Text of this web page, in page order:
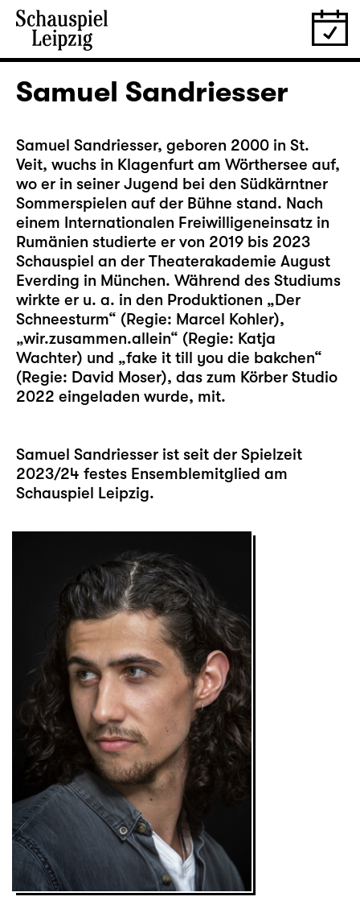
Samuel Sandriesser
Samuel Sandriesser, geboren 2000 in St.
Veit, wuchs in Klagenfurt am Wörthersee auf,
wo er in seiner Jugend bei den Südkärntner
Sommerspielen auf der Bühne stand. Nach
einem Internationalen Freiwilligeneinsatz in
Rumänien studierte er von 2019 bis 2023
Schauspiel an der Theaterakademie August
Everding in München. Während des Studiums
wirkte er u. a. in den Produktionen „Der
Schneesturm“ (Regie: Marcel Kohler),
„wir.zusammen.allein“ (Regie: Katja
Wachter) und „fake it till you die bakchen“
(Regie: David Moser), das zum Körber Studio
2022 eingeladen wurde, mit.
Samuel Sandriesser ist seit der Spielzeit
2023/24 festes Ensemblemitglied am
Schauspiel Leipzig.